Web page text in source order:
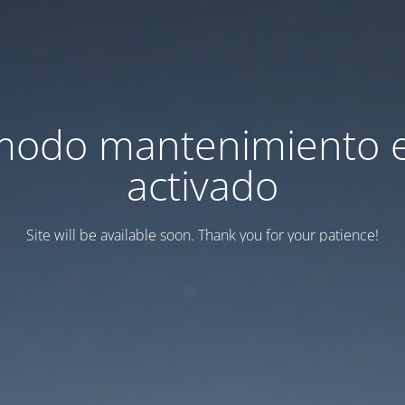
mantenimiento
activado
Site will be available soon. Thank you for your patience!